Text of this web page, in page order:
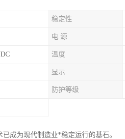
稳定性
电 源
温度
显示
防护等级
成为现代制造业*稳定运行的基石。